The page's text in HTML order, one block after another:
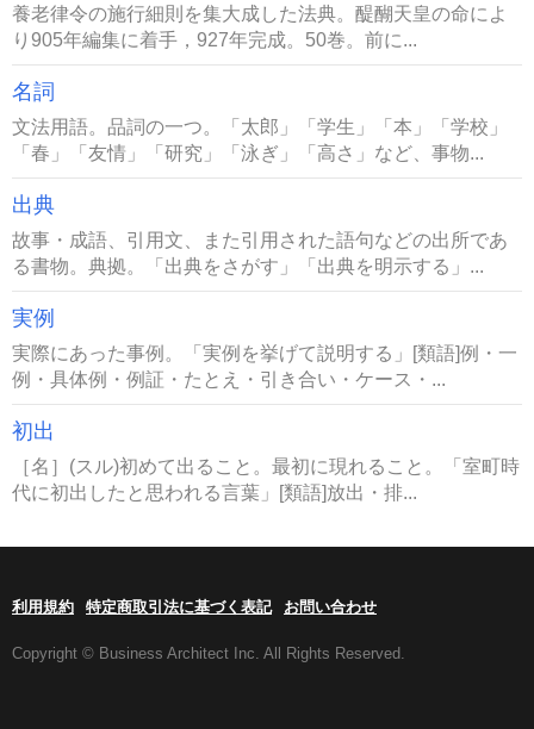
養老律令の施行細則を集大成した法典。醍醐天皇の命によ
り905年編集に着手，927年完成。50巻。前に...
名詞
文法用語。品詞の一つ。「太郎」「学生」「本」「学校」
「春」「友情」「研究」「泳ぎ」「高さ」など、事物...
出典
故事・成語、引用文、また引用された語句などの出所であ
る書物。典拠。「出典をさがす」「出典を明示する」...
実例
実際にあった事例。「実例を挙げて説明する」[類語]例・一
例・具体例・例証・たとえ・引き合い・ケース・...
初出
［名］(スル)初めて出ること。最初に現れること。「室町時
代に初出したと思われる言葉」[類語]放出・排...
利用規約 特定商取引法に基づく表記 お問い合わせ
Copyright © Business Architect Inc. All Rights Reserved.